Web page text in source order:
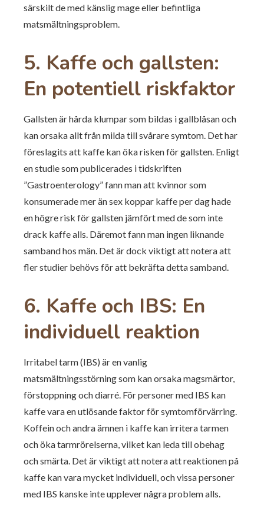
särskilt de med känslig mage eller befintliga
matsmältningsproblem.
5. Kaffe och gallsten:
En potentiell riskfaktor
Gallsten är hårda klumpar som bildas i gallblåsan och
kan orsaka allt från milda till svårare symtom. Det har
föreslagits att kaffe kan öka risken för gallsten. Enligt
en studie som publicerades i tidskriften
”Gastroenterology” fann man att kvinnor som
konsumerade mer än sex koppar kaffe per dag hade
en högre risk för gallsten jämfört med de som inte
drack kaffe alls. Däremot fann man ingen liknande
samband hos män. Det är dock viktigt att notera att
fler studier behövs för att bekräfta detta samband.
6. Kaffe och IBS: En
individuell reaktion
Irritabel tarm (IBS) är en vanlig
matsmältningsstörning som kan orsaka magsmärtor,
förstoppning och diarré. För personer med IBS kan
kaffe vara en utlösande faktor för symtomförvärring.
Koffein och andra ämnen i kaffe kan irritera tarmen
och öka tarmrörelserna, vilket kan leda till obehag
och smärta. Det är viktigt att notera att reaktionen på
kaffe kan vara mycket individuell, och vissa personer
med IBS kanske inte upplever några problem alls.